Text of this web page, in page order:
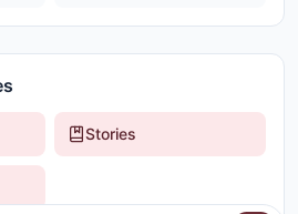
Stories